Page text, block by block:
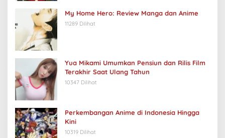
My Home Hero: Review Manga dan Anime
11289 Dilihat
Yua Mikami Umumkan Pensiun dan Rilis Film
Terakhir Saat Ulang Tahun
10347 Dilihat
Perkembangan Anime di Indonesia Hingga
Kini
10319 Dilihat